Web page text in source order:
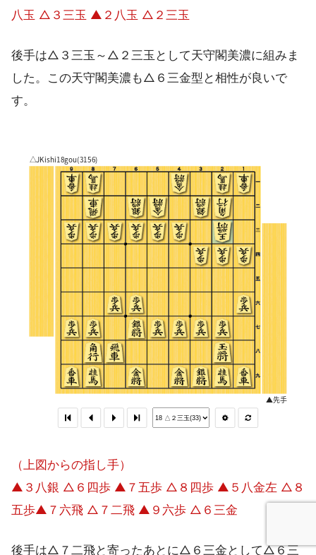
八玉 △３三玉 ▲２八玉 △２三玉
後手は△３三玉～△２三玉として天守閣美濃に組みま
した。この天守閣美濃も△６三金型と相性が良いで
す。
（上図からの指し手）
▲３八銀 △６四歩 ▲７五歩 △８四歩 ▲５八金左 △８
五歩▲７六飛 △７二飛 ▲９六歩 △６三金
後手は△７二飛と寄ったあとに△６三金として△６三